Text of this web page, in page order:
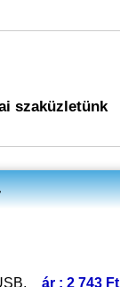
szaküzletünk
ár : 2 743 Ft